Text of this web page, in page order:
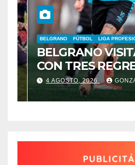
BELGRANO FÚTBOL LIGA
BELGRANO VISITA
CON TRES
BAJA OBLIGADA
4 AGOSTO, 2026